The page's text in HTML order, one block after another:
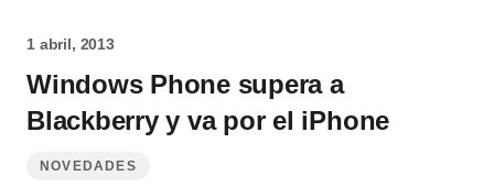
1 abril, 2013
Windows Phone supera a
Blackberry y va por el iPhone
NOVEDADES